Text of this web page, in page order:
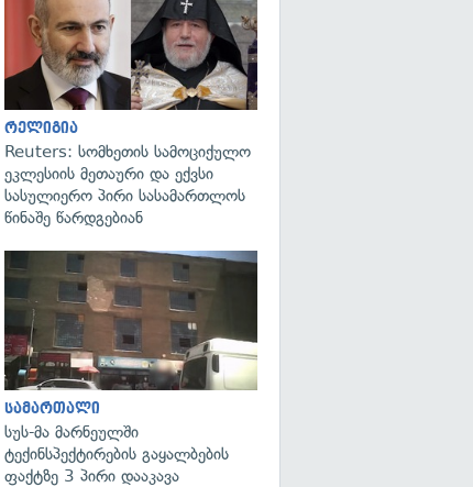
რელიგია
Reuters: სომხეთის სამოციქულო
ეკლესიის მეთაური და ექვსი
სასულიერო პირი სასამართლოს
წინაშე წარდგებიან
სამართალი
სუს-მა მარნეულში
ტექინსპექტირების გაყალბების
ფაქტზე 3 პირი დააკავა